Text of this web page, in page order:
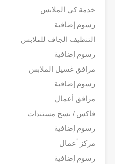
خدمة كي الملابس
رسوم إضافية
التنظيف الجاف للملابس
رسوم إضافية
مرافق غسيل الملابس
رسوم إضافية
مرافق أعمال
فاكس / نسخ مستندات
رسوم إضافية
مركز أعمال
رسوم إضافية